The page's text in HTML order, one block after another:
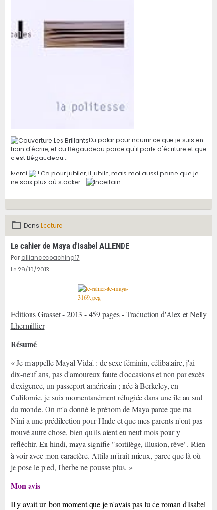
Du polar pour nourrir ce que je suis en
train d'écrire, et du Bégaudeau parce qu'il parle d'écriture et que
c'est Bégaudeau...
Merci
! Ca pour jubiler, il jubile, mais moi aussi parce que je
ne sais plus où stocker....
Dans Lecture
Le cahier de Maya d'Isabel ALLENDE
Par alliancecoaching17
Le 29/10/2013
Editions Grasset - 2013 - 459 pages - Traduction d'Alex et Nelly
Lhermillier
Résumé
« Je m'appelle Mayal Vidal : de sexe féminin, célibataire, j'ai
dix-neuf ans, pas d'amoureux faute d'occasions et non par excès
d'exigence, un passeport américain ; née à Berkeley, en
Californie, je suis momentanément réfugiée dans une île au sud
du monde. On m'a donné le prénom de Maya parce que ma
Nini a une prédilection pour l'Inde et que mes parents n'ont pas
trouvé autre chose, bien qu'ils aient eu neuf mois pour y
réfléchir. En hindi, maya signifie "sortilège, illusion, rêve". Rien
à voir avec mon caractère. Attila m'irait mieux, parce que là où
je pose le pied, l'herbe ne pousse plus. »
Mon avis
Il y avait un bon moment que je n'avais pas lu de roman d'Isabel